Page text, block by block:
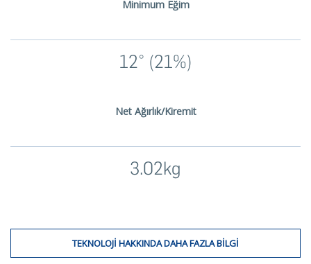
Minimum Eğim
12° (21%)
Net Ağırlık/Kiremit
3.02kg
TEKNOLOJI HAKKINDA DAHA FAZLA BILGI